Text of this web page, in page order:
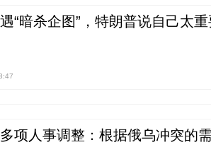
“暗杀企图”，特朗普说自己太重
项人事调整：根据俄乌冲突的